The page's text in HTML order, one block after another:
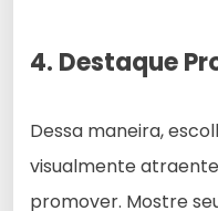
4. Destaque
Dessa maneira,
visualmente
promover. Mostre